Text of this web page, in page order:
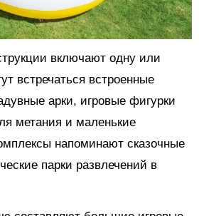
включают одну или
встречаться встроенные
арки, игровые фигурки
метания и маленькие
напоминают сказочные
парки развлечений в